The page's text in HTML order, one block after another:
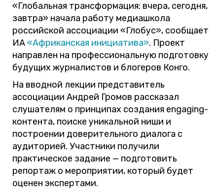
«Глобальная трансформация: вчера, сегодня,
завтра» начала работу медиашкола
российской ассоциации «Глобус», сообщает
ИА«Африканская инициатива». Проект
направлен на профессиональную подготовку
будущих журналистов и блогеров Конго.
На вводной лекции представитель
ассоциации Андрей Громов рассказал
слушателям о принципах создания engaging-
контента, поиске уникальной ниши и
построении доверительного диалога с
аудиторией. Участники получили
практическое задание — подготовить
репортаж о мероприятии, который будет
оценен экспертами.